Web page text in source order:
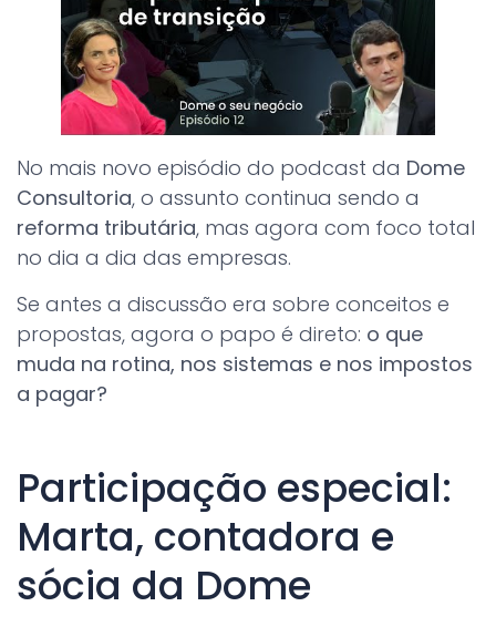
No mais novo episódio do podcast da Dome
Consultoria, o assunto continua sendo a
reforma tributária, mas agora com foco total
no dia a dia das empresas.
Se antes a discussão era sobre conceitos e
propostas, agora o papo é direto: o que
muda na rotina, nos sistemas e nos impostos
a pagar?
Participação especial:
Marta, contadora e
sócia da Dome